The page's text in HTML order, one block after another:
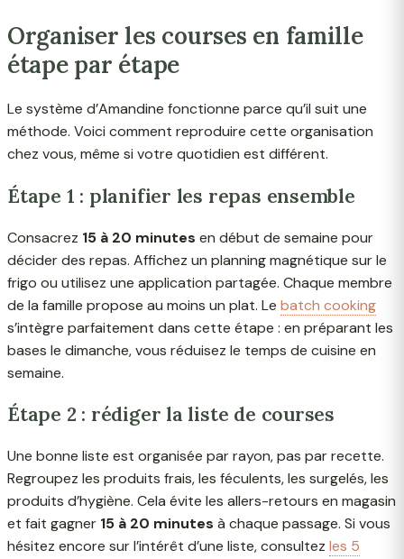
Organiser les courses en famille
étape par étape
Le système d’Amandine fonctionne parce qu’il suit une
méthode. Voici comment reproduire cette organisation
chez vous, même si votre quotidien est différent.
Étape 1 : planifier les repas ensemble
Consacrez 15 à 20 minutes en début de semaine pour
décider des repas. Affichez un planning magnétique sur le
frigo ou utilisez une application partagée. Chaque membre
de la famille propose au moins un plat. Le batch cooking
s’intègre parfaitement dans cette étape : en préparant les
bases le dimanche, vous réduisez le temps de cuisine en
semaine.
Étape 2 : rédiger la liste de courses
Une bonne liste est organisée par rayon, pas par recette.
Regroupez les produits frais, les féculents, les surgelés, les
produits d’hygiène. Cela évite les allers-retours en magasin
et fait gagner 15 à 20 minutes à chaque passage. Si vous
hésitez encore sur l’intérêt d’une liste, consultez les 5